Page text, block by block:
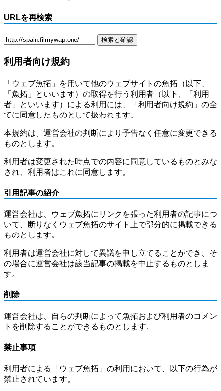
URLを再検索
利用者向け規約
「ウェブ魚拓」を用いて他のウェブサイトの魚拓（以下、
「魚拓」といいます）の取得を行う利用者（以下、「利用
者」といいます）による利用には、「利用者向け規約」の全
てに同意したものとして扱われます。
本規約は、運営会社の判断により予告なく任意に変更できる
ものとします。
利用者は変更された時点での内容に同意しているものとみな
され、利用者はこれに同意します。
引用記事の紹介
運営会社は、ウェブ魚拓にリンクを張った利用者の記事につ
いて、断りなくウェブ魚拓のサイト上で部分的に掲載できる
ものとします。
利用者は運営会社に対して異議を申し立てることができ、そ
の場合に運営会社は該当記事の掲載を中止するものとしま
す。
削除
運営会社は、自らの判断によって魚拓および利用者のコメン
トを削除することができるものとします。
禁止事項
利用者による「ウェブ魚拓」の利用において、以下の行為が
禁止されています。